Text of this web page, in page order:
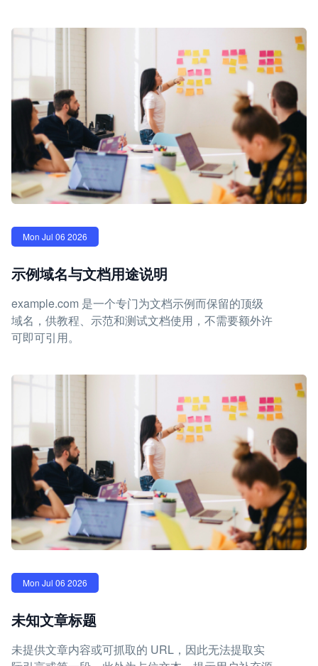
Mon Jul 06 2026
示例域名与文档用途说明
example.com 是一个专门为文档示例而保留的顶级
域名，供教程、示范和测试文档使用，不需要额外许
可即可引用。
Mon Jul 06 2026
未知文章标题
未提供文章内容或可抓取的 URL，因此无法提取实